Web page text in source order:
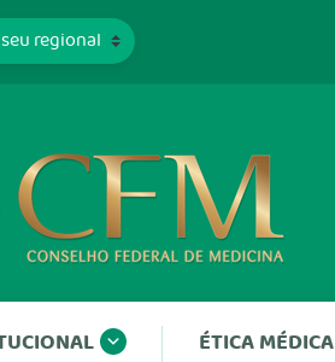
ÉTICA MÉDICA